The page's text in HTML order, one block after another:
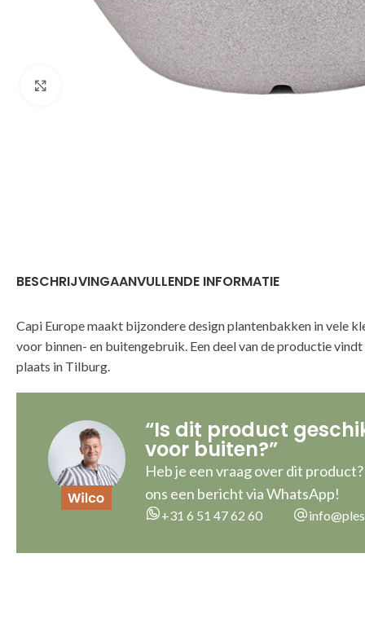
Klik om te vergroten
BESCHRIJVINGAANVULLENDE INFORMATIE
Capi Europe maakt bijzondere design plantenbakken in vele
voor binnen- en buitengebruik. Een deel van de productie
plaats in Tilburg.
“Is dit product
voor buiten?”
Heb je een vraag over dit
ons een bericht via WhatsApp!
+31 6 51 47 62 60